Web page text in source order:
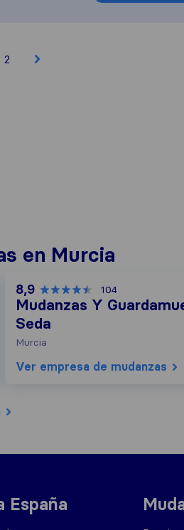
2
en Murcia
8,9 104
Mudanzas Y
Seda
Murcia
Ver empresa de mudanzas
España